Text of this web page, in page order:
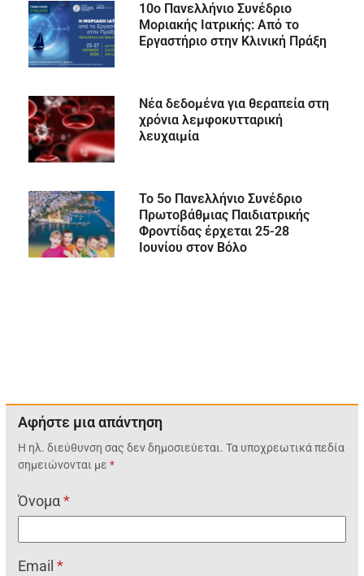
10ο Πανελλήνιο Συνέδριο
Μοριακής Ιατρικής: Από το
Εργαστήριο στην Κλινική Πράξη
Νέα δεδομένα για θεραπεία στη
χρόνια λεμφοκυτταρική
λευχαιμία
To 5ο Πανελλήνιο Συνέδριο
Πρωτοβάθμιας Παιδιατρικής
Φροντίδας έρχεται 25-28
Ιουνίου στον Βόλο
Αφήστε μια απάντηση
Η ηλ. διεύθυνση σας δεν δημοσιεύεται. Τα υποχρεωτικά πεδία
σημειώνονται με*
Όνομα*
Email*